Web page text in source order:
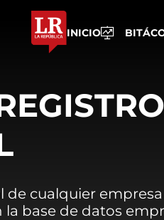
INICIO
de cualquier
la base de datos